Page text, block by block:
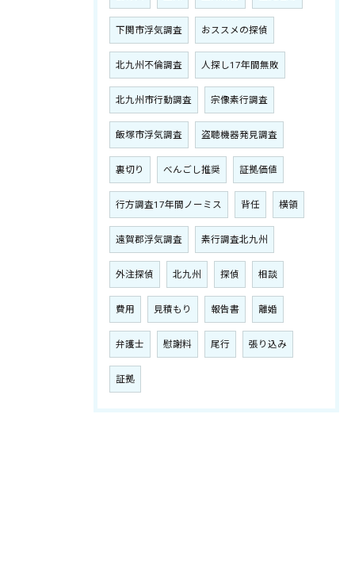
下関市浮気調査 おススメの探偵
北九州不倫調査 人探し17年間無敗
北九州市行動調査 宗像素行調査
飯塚市浮気調査 盗聴機器発見調査
裏切り べんごし推奨 証拠価値
行方調査17年間ノーミス 背任 横領
遠賀郡浮気調査 素行調査北九州
外注探偵 北九州 探偵 相談
費用 見積もり 報告書 離婚
弁護士 慰謝料 尾行 張り込み
証拠